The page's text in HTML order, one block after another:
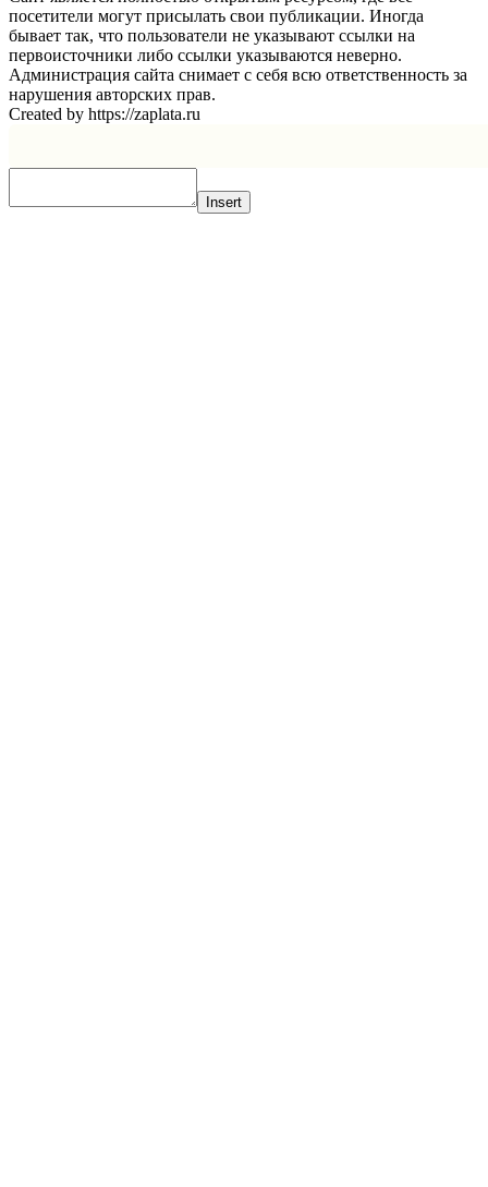
посетители могут присылать свои публикации. Иногда
бывает так, что пользователи не указывают ссылки на
первоисточники либо ссылки указываются неверно.
Администрация сайта снимает с себя всю ответственность за
нарушения авторских прав.
Created by https://zaplata.ru
Insert